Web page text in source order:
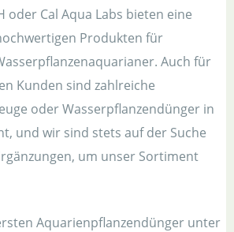
oder Cal Aqua Labs bieten eine
Produkten für
Auch für
Kunden sind zahlreiche
oder Wasserpflanzendünger in
und wir sind stets auf der Suche
um unser Sortiment
Aquarienpflanzendünger unter